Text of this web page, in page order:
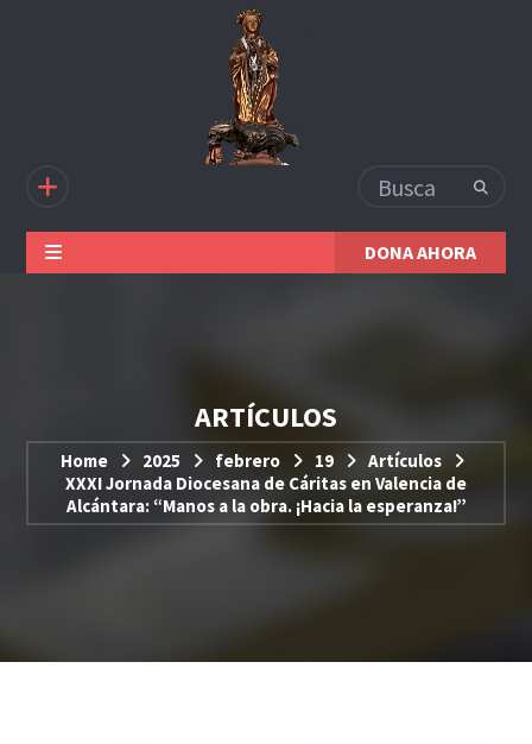
DONA AHORA
ARTÍCULOS
Home 2025 febrero 19
Artículos
XXXI Jornada Diocesana de Cáritas en Valencia de
Alcántara: “Manos a la obra. ¡Hacia la esperanza!”